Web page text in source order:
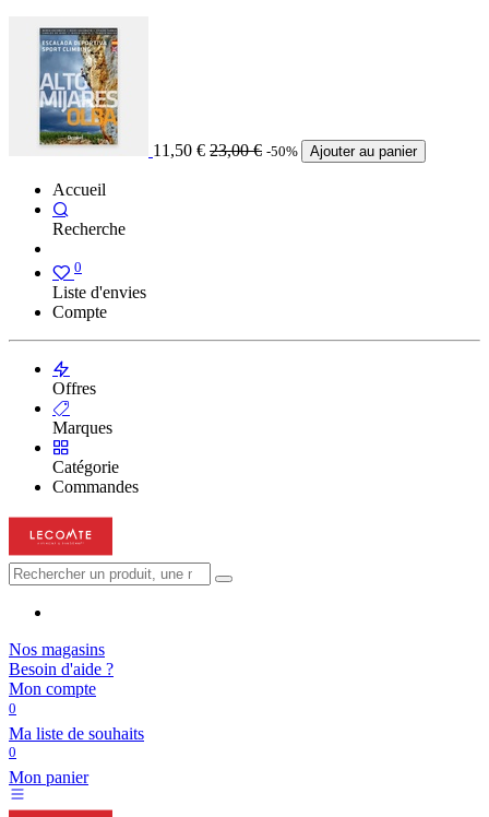
11,50 € 23,00€ -50% Ajouter au panier
Accueil
Recherche
0
Liste d'envies
Compte
Offres
Marques
Catégorie
Commandes
Nos magasins
Besoin d'aide ?
Mon compte
0
Ma liste de souhaits
0
Mon panier